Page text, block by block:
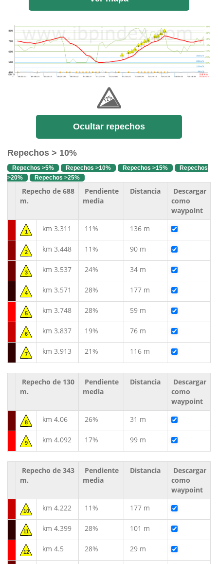
Ocultar repechos
Repechos > 10%
Repechos >5% Repechos >10% Repechos >15%
Repechos
>20%
Repechos >25%
Repecho de 688
m.
Pendiente
media
Distancia
Descargar
como
waypoint
1 km 3.311 11% 136 m
2 km 3.448 11% 90 m
3 km 3.537 24% 34 m
4 km 3.571 28% 177 m
5 km 3.748 28% 59 m
6 km 3.837 19% 76 m
7 km 3.913 21% 116 m
Repecho de 130
m.
Pendiente
media
Distancia
Descargar
como
waypoint
8 km 4.06 26% 31 m
9 km 4.092 17% 99 m
Repecho de 343
m.
Pendiente
media
Distancia
Descargar
como
waypoint
10 km 4.222 11% 177 m
11 km 4.399 28% 101 m
12 km 4.5 28% 29 m